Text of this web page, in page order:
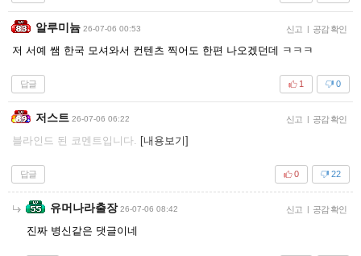
알루미늄 26-07-06 00:53 신고 | 공감 확인
저 서예 쌤 한국 모셔와서 컨텐츠 찍어도 한편 나오겠던데 ㅋㅋㅋ
답글 0
1
저스트 26-07-06 06:22 신고 | 공감 확인
블라인드 된 코멘트입니다. [내용보기]
답글 22
0
유머나라출장 26-07-06 08:42 신고 | 공감 확인
진짜 병신같은 댓글이네